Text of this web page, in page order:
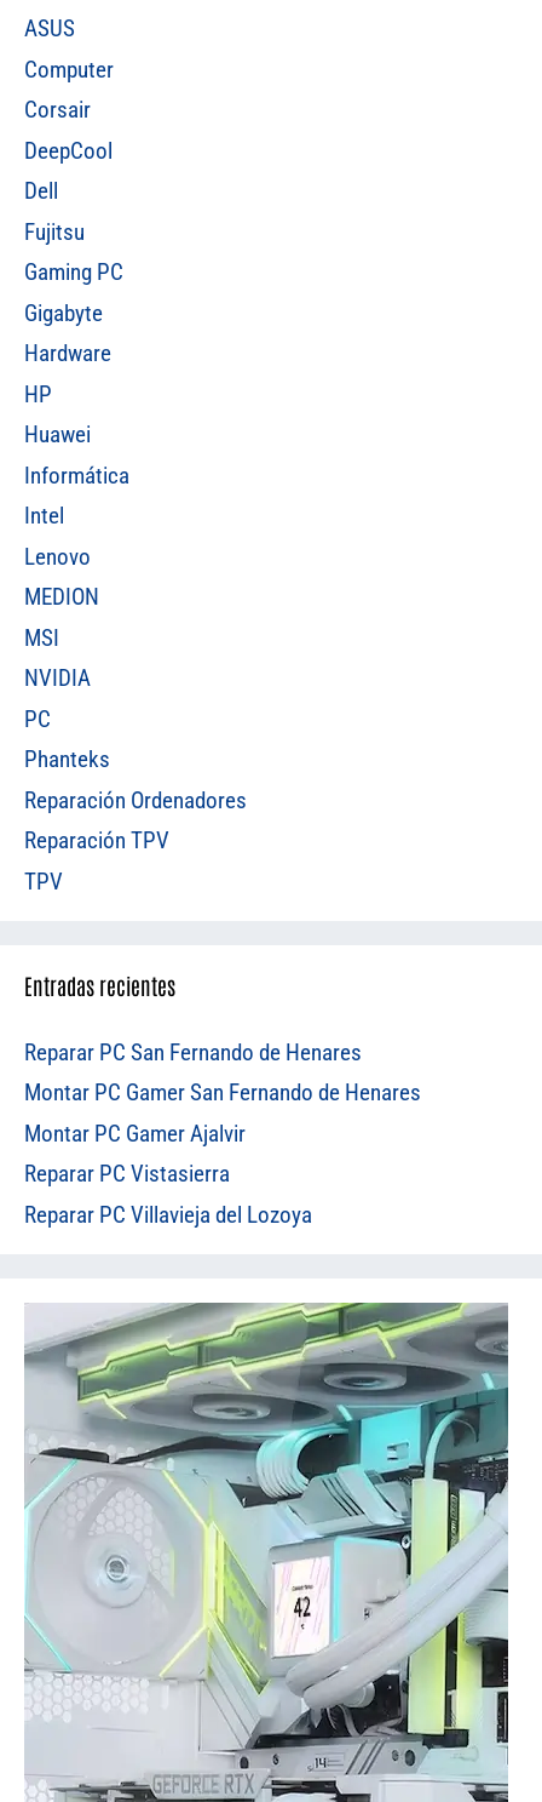
ASUS
Computer
Corsair
DeepCool
Dell
Fujitsu
Gaming PC
Gigabyte
Hardware
HP
Huawei
Informática
Intel
Lenovo
MEDION
MSI
NVIDIA
PC
Phanteks
Reparación Ordenadores
Reparación TPV
TPV
Entradas recientes
Reparar PC San Fernando de Henares
Montar PC Gamer San Fernando de Henares
Montar PC Gamer Ajalvir
Reparar PC Vistasierra
Reparar PC Villavieja del Lozoya